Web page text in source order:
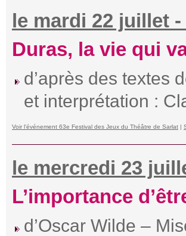
le mardi 22 juillet
Duras, la vie qui
d’après des textes
et interprétation :
Voir l'événement 63e Festival des Jeux du Théâtre de Sarlat |
le mercredi 23
L’importance
d’Oscar Wilde –